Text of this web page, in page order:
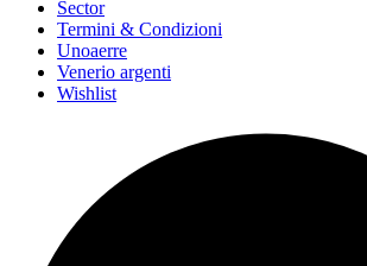
Sector
Termini & Condizioni
Unoaerre
Venerio argenti
Wishlist